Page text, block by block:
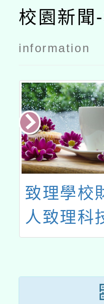
文
校園新聞
information
桃園市
度國小領
圈－健康
領域(體
導向之數